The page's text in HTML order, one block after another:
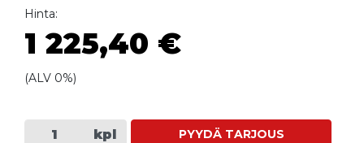
Hinta:
1 225,40 €
(ALV 0%)
kpl PYYDÄ TARJOUS